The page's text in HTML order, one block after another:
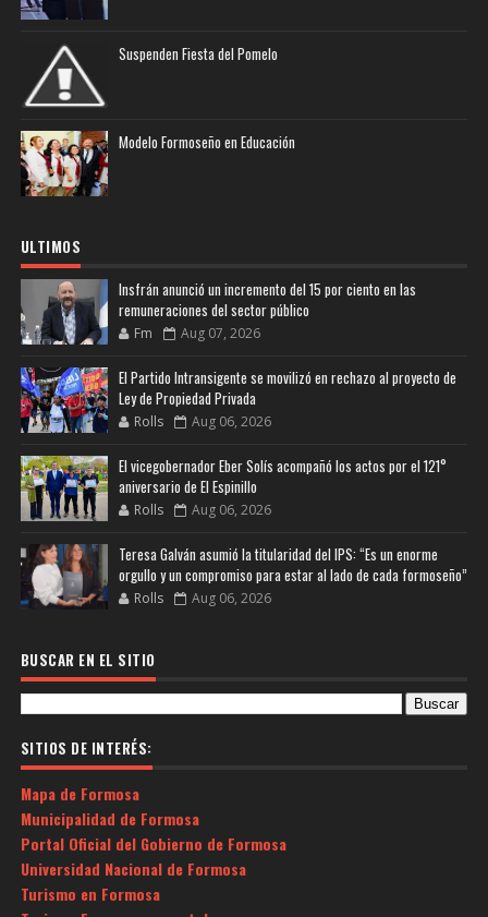
Suspenden Fiesta del Pomelo
Modelo Formoseño en Educación
ULTIMOS
Insfrán anunció un incremento del 15 por ciento en las
remuneraciones del sector público
Fm Aug 07, 2026
El Partido Intransigente se movilizó en rechazo al proyecto de
Ley de Propiedad Privada
Rolls Aug 06, 2026
El vicegobernador Eber Solís acompañó los actos por el 121°
aniversario de El Espinillo
Rolls Aug 06, 2026
Teresa Galván asumió la titularidad del IPS: “Es un enorme
orgullo y un compromiso para estar al lado de cada formoseño”
Rolls Aug 06, 2026
BUSCAR EN EL SITIO
SITIOS DE INTERÉS:
Mapa de Formosa
Municipalidad de Formosa
Portal Oficial del Gobierno de Formosa
Universidad Nacional de Formosa
Turismo en Formosa